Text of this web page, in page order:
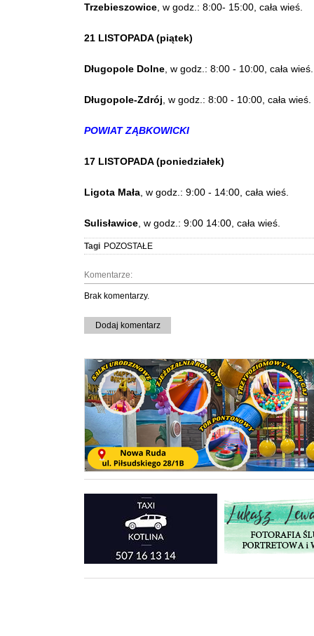
Trzebieszowice , w godz.: 8:00- 15:00, cała wieś.
21 LISTOPADA (piątek)
Długopole Dolne , w godz.: 8:00 - 10:00, cała wieś.
Długopole-Zdrój , w godz.: 8:00 - 10:00, cała wieś.
POWIAT ZĄBKOWICKI
17 LISTOPADA (poniedziałek)
Ligota Mała , w godz.: 9:00 - 14:00, cała wieś.
Sulisławice , w godz.: 9:00 14:00, cała wieś.
Tagi POZOSTAŁE
Komentarze:
Brak komentarzy.
Dodaj komentarz